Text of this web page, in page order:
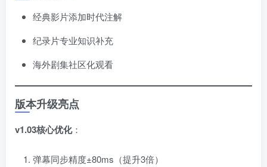
经典影片添加时代注解
纪录片专业知识补充
海外剧集社区化观看
版本升级亮点
v1.03核心优化​：
弹幕同步精度±80ms（提升3倍）